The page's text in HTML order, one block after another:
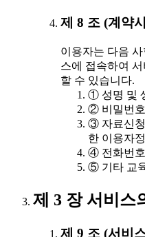
제 8 조 (계약
이용자는 다음
스에 접속하여
할 수 있습니다.
① 성명 및
② 비밀번호
③ 자료신청
한 이용자
④ 전화번호
⑤ 기타 교
제 3 장 서비스
제 9 조 (서비